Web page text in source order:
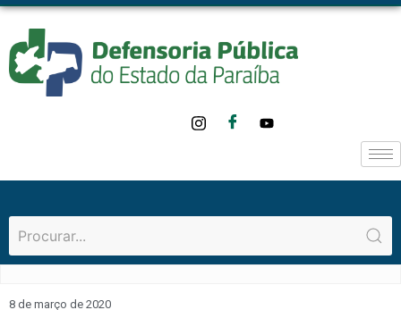
8 de março de 2020